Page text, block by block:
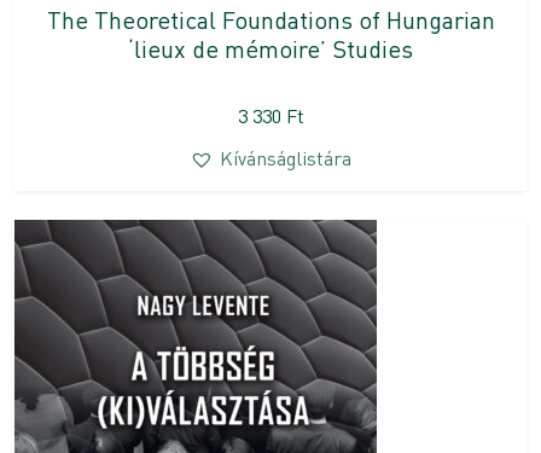
The Theoretical Foundations of Hungarian
‘lieux de mémoire’ Studies
3 330 Ft
Kívánságlistára